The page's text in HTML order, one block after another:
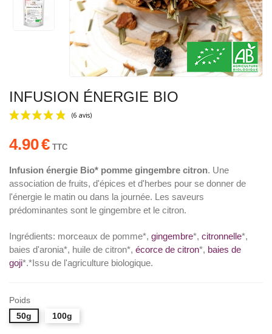
INFUSION ÉNERGIE BIO
(6 avis)
4.90€ TTC
Infusion énergie Bio* pomme gingembre citron. Une
association de fruits, d'épices et d'herbes pour se donner de
l'énergie le matin ou dans la journée. Les saveurs
prédominantes sont le gingembre et le citron.
Ingrédients: morceaux de pomme*, gingembre*, citronnelle*,
baies d'aronia*, huile de citron*, écorce de citron*, baies de
goji*.*Issu de l'agriculture biologique.
Poids
50g
100g